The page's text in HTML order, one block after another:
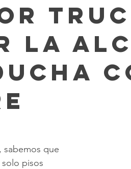
LimpiezaTransformadora
de limpieza Diferencias en
Alfombras
la
sabemos que
solo pisos